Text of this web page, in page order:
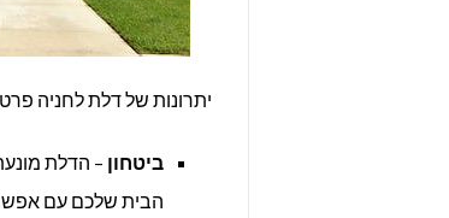
יתרונות של דלת לחניה
ביטחון – הדלת
הבית שלכם עם